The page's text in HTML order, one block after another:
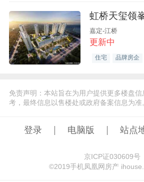
虹桥天玺领
嘉定-江桥
更新中
住宅 品牌房企
免责声明：本站旨在为用户提供更多楼盘
考，最终信息以售楼处或政府备案信息为准
登录 电脑版 站点
京ICP证030609号
©️2019手机凤凰网房产